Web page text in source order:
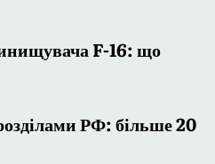
F-16: що
РФ: більше 20